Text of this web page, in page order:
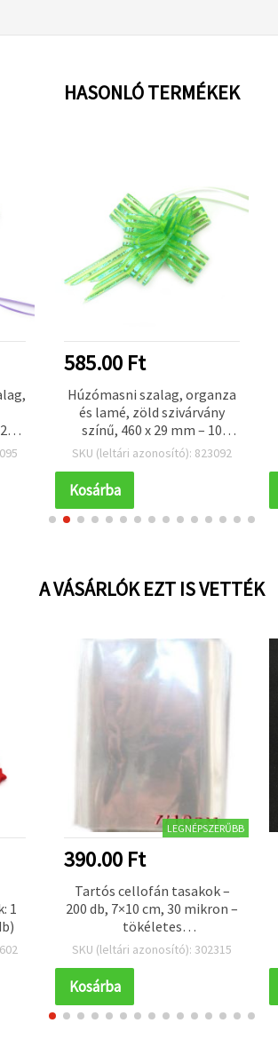
HASONLÓ TERMÉKEK
585.00 Ft
Húzómasni szalag, organza
és lamé, zöld szivárvány
színű, 460 x 29 mm – 10
db/csomag
SKU (leltári azonosító): 823092
Kosárba
A VÁSÁRLÓK EZT IS VETTÉK
1
LEGNÉPSZERŰBB
390.00 Ft
Tartós cellofán tasakok –
200 db, 7×10 cm, 30 mikron –
tökéletes
ajándékcsomagoláshoz,
kézműves projektekhez és
kreatív csomagoláshoz
SKU (leltári azonosító): 302315
Kosárba